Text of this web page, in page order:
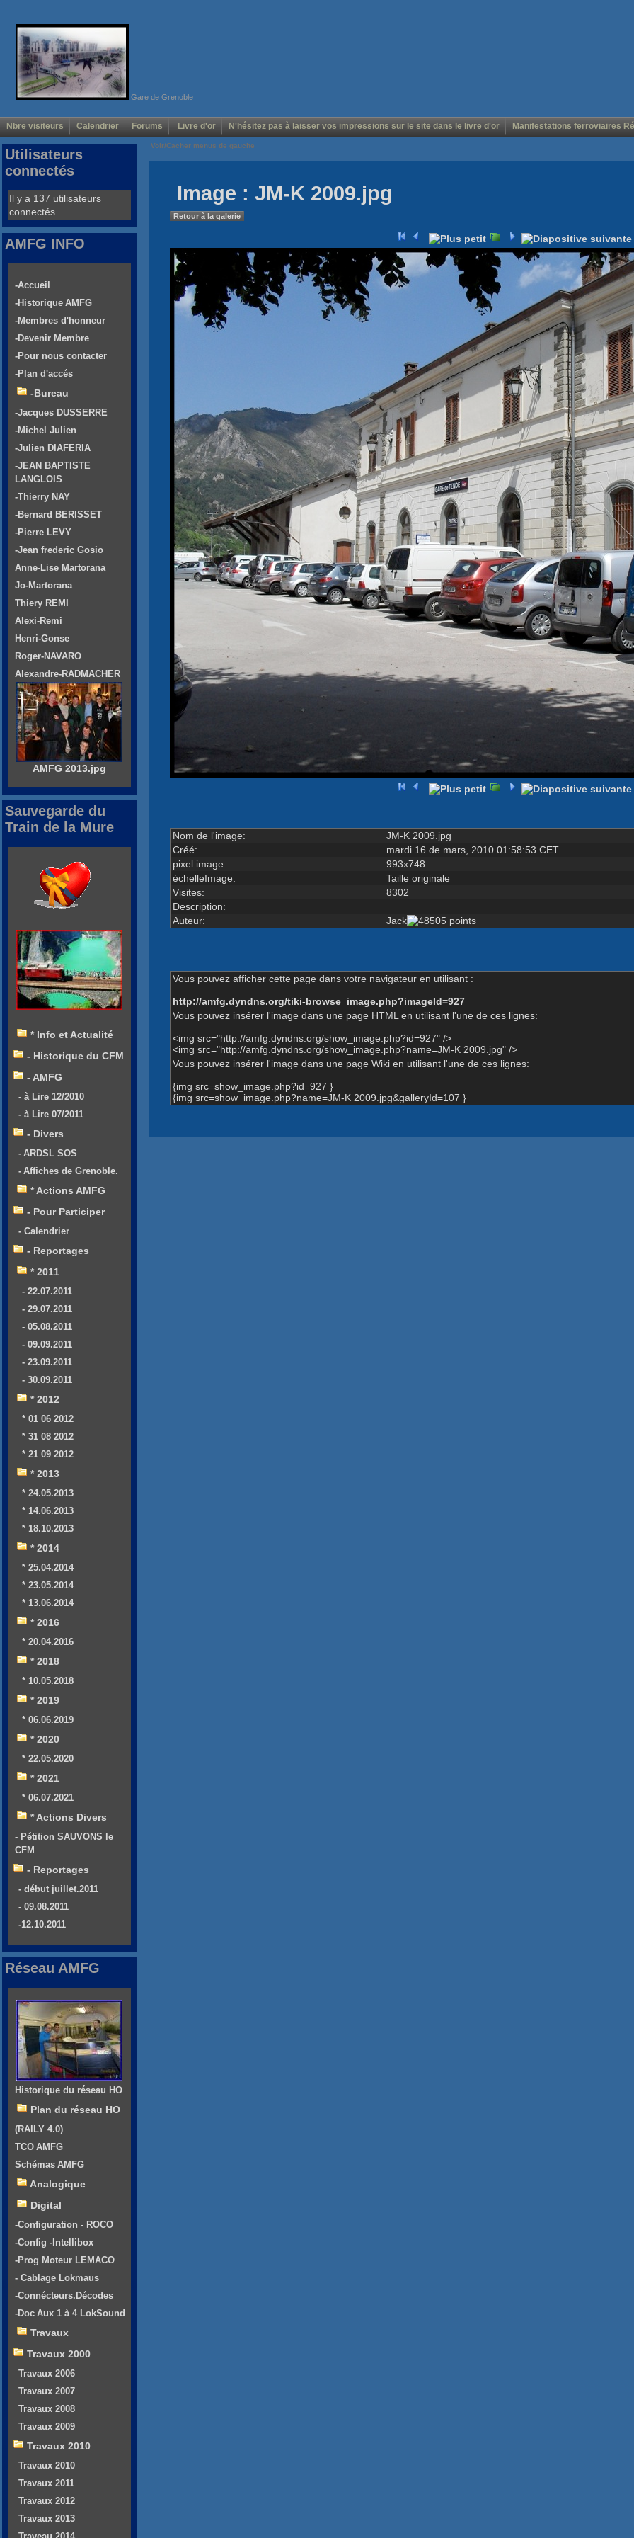
Gare de Grenoble
Nbre visiteurs Calendrier Forums Livre d'or N'hésitez pas à laisser vos impressions sur le site dans le livre d'or Manifestations ferroviaires
Voir/Cacher menus de gauche
Image : JM-K 2009.jpg
Retour à la galerie
Nom de l'image:
JM-K 2009.jpg
Créé:
mardi 16 de mars, 2010 01:58:53 CET
pixel image:
993x748
échelleImage:
Taille originale
Visites:
8302
Description:
Auteur:
Jack
Vous pouvez afficher cette page dans votre navigateur en utilisant :
http://amfg.dyndns.org/tiki-browse_image.php?imageId=927
Vous pouvez insérer l'image dans une page HTML en utilisant l'une de ces lignes:
<img src="http://amfg.dyndns.org/show_image.php?id=927" />
<img src="http://amfg.dyndns.org/show_image.php?name=JM-K 2009.jpg" />
Vous pouvez insérer l'image dans une page Wiki en utilisant l'une de ces lignes:
{img src=show_image.php?id=927 }
{img src=show_image.php?name=JM-K 2009.jpg&galleryId=107 }
Utilisateurs
connectés
Il y a 137 utilisateurs
connectés
AMFG INFO
-Accueil
-Historique AMFG
-Membres d'honneur
-Devenir Membre
-Pour nous contacter
-Plan d'accés
-Bureau
-Jacques DUSSERRE
-Michel Julien
-Julien DIAFERIA
-JEAN BAPTISTE
LANGLOIS
-Thierry NAY
-Bernard BERISSET
-Pierre LEVY
-Jean frederic Gosio
Anne-Lise Martorana
Jo-Martorana
Thiery REMI
Alexi-Remi
Henri-Gonse
Roger-NAVARO
Alexandre-RADMACHER
AMFG 2013.jpg
Sauvegarde du
Train de la Mure
* Info et Actualité
- Historique du CFM
- AMFG
- à Lire 12/2010
- à Lire 07/2011
- Divers
- ARDSL SOS
- Affiches de Grenoble.
* Actions AMFG
- Pour Participer
- Calendrier
- Reportages
* 2011
- 22.07.2011
- 29.07.2011
- 05.08.2011
- 09.09.2011
- 23.09.2011
- 30.09.2011
* 2012
* 01 06 2012
* 31 08 2012
* 21 09 2012
* 2013
* 24.05.2013
* 14.06.2013
* 18.10.2013
* 2014
* 25.04.2014
* 23.05.2014
* 13.06.2014
* 2016
* 20.04.2016
* 2018
* 10.05.2018
* 2019
* 06.06.2019
* 2020
* 22.05.2020
* 2021
* 06.07.2021
* Actions Divers
- Pétition SAUVONS le
CFM
- Reportages
- début juillet.2011
- 09.08.2011
-12.10.2011
Réseau AMFG
Historique du réseau HO
Plan du réseau HO
(RAILY 4.0)
TCO AMFG
Schémas AMFG
Analogique
Digital
-Configuration - ROCO
-Config -Intellibox
-Prog Moteur LEMACO
- Cablage Lokmaus
-Connécteurs.Décodes
-Doc Aux 1 à 4 LokSound
Travaux
Travaux 2000
Travaux 2006
Travaux 2007
Travaux 2008
Travaux 2009
Travaux 2010
Travaux 2010
Travaux 2011
Travaux 2012
Travaux 2013